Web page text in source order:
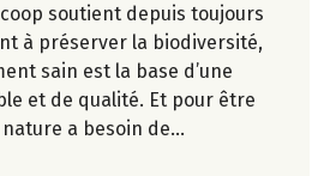
soutient depuis toujours
à préserver la biodiversité,
sain est la base d’une
et de qualité. Et pour être
a besoin de